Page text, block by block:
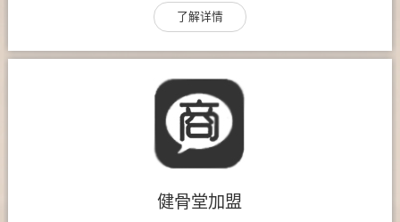
了解详情
健骨堂加盟